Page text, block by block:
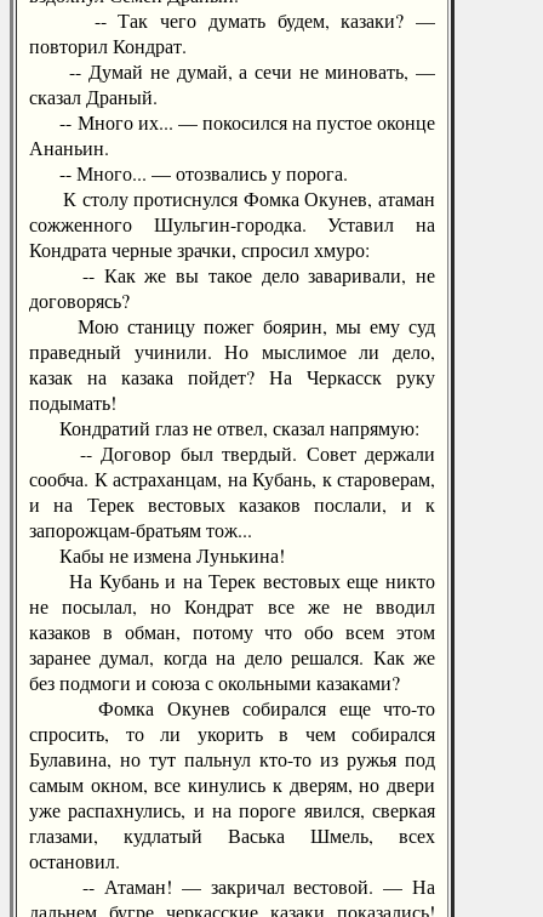
-- Так чего думать будем, казаки? —
повторил Кондрат.
-- Думай не думай, а сечи не миновать, —
сказал Драный.
-- Много их... — покосился на пустое оконце
Ананьин.
-- Много... — отозвались у порога.
К столу протиснулся Фомка Окунев, атаман
сожженного Шульгин-городка. Уставил на
Кондрата черные зрачки, спросил хмуро:
-- Как же вы такое дело заваривали, не
договорясь?
Мою станицу пожег боярин, мы ему суд
праведный учинили. Но мыслимое ли дело,
казак на казака пойдет? На Черкасск руку
подымать!
Кондратий глаз не отвел, сказал напрямую:
-- Договор был твердый. Совет держали
сообча. К астраханцам, на Кубань, к староверам,
и на Терек вестовых казаков послали, и к
запорожцам-братьям тож...
Кабы не измена Лунькина!
На Кубань и на Терек вестовых еще никто
не посылал, но Кондрат все же не вводил
казаков в обман, потому что обо всем этом
заранее думал, когда на дело решался. Как же
без подмоги и союза с окольными казаками?
Фомка Окунев собирался еще что-то
спросить, то ли укорить в чем собирался
Булавина, но тут пальнул кто-то из ружья под
самым окном, все кинулись к дверям, но двери
уже распахнулись, и на пороге явился, сверкая
глазами, кудлатый Васька Шмель, всех
остановил.
-- Атаман! — закричал вестовой. — На
дальнем бугре черкасские казаки показались!